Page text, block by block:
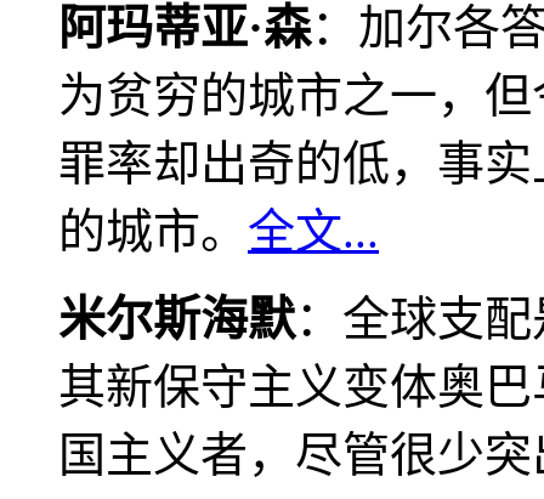
阿玛蒂亚·森：加尔各
为贫穷的城市之一，
罪率却出奇的低，事
的城市。 全文...
米尔斯海默：全球支
其新保守主义变体奥
国主义者，尽管很少